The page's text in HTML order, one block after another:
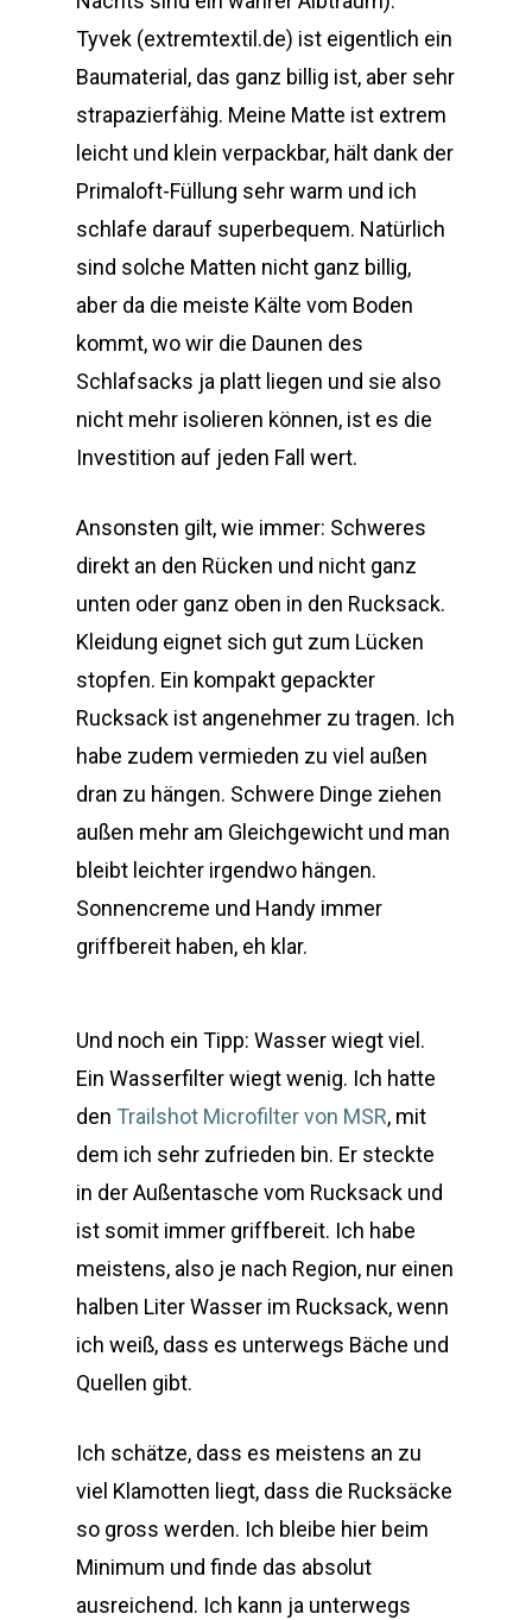
Tyvek (extremtextil.de) ist eigentlich ein
Baumaterial, das ganz billig ist, aber sehr
strapazierfähig. Meine Matte ist extrem
leicht und klein verpackbar, hält dank der
Primaloft-Füllung sehr warm und ich
schlafe darauf superbequem. Natürlich
sind solche Matten nicht ganz billig,
aber da die meiste Kälte vom Boden
kommt, wo wir die Daunen des
Schlafsacks ja platt liegen und sie also
nicht mehr isolieren können, ist es die
Investition auf jeden Fall wert.
Ansonsten gilt, wie immer: Schweres
direkt an den Rücken und nicht ganz
unten oder ganz oben in den Rucksack.
Kleidung eignet sich gut zum Lücken
stopfen. Ein kompakt gepackter
Rucksack ist angenehmer zu tragen. Ich
habe zudem vermieden zu viel außen
dran zu hängen. Schwere Dinge ziehen
außen mehr am Gleichgewicht und man
bleibt leichter irgendwo hängen.
Sonnencreme und Handy immer
griffbereit haben, eh klar.
Und noch ein Tipp: Wasser wiegt viel.
Ein Wasserfilter wiegt wenig. Ich hatte
den Trailshot Microfilter von MSR, mit
dem ich sehr zufrieden bin. Er steckte
in der Außentasche vom Rucksack und
ist somit immer griffbereit. Ich habe
meistens, also je nach Region, nur einen
halben Liter Wasser im Rucksack, wenn
ich weiß, dass es unterwegs Bäche und
Quellen gibt.
Ich schätze, dass es meistens an zu
viel Klamotten liegt, dass die Rucksäcke
so gross werden. Ich bleibe hier beim
Minimum und finde das absolut
ausreichend. Ich kann ja unterwegs